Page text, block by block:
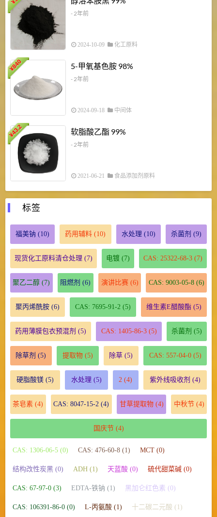
¥
- 2年前
2024-10-09 化工原料
¥
840 5-甲氧基色胺 98%
- 2年前
2024-09-18 中间体
¥
43.2 软脂酸乙酯 99%
- 2年前
2021-06-21 食品添加剂原料
标签
福美钠 (10) 药用辅料 (10) 水处理 (10) 杀菌剂 (9)
现货化工原料清仓处理 (7) 电镀 (7) CAS: 25322-68-3 (7)
聚乙二醇 (7) 阻燃剂 (6) 演讲比赛(6) CAS: 9003-05-8(6)
聚丙烯酰胺(6) CAS: 7695-91-2 (5) 维生素E醋酸酯 (5)
药用薄膜包衣预混剂 (5) CAS: 1405-86-3(5) 杀菌剂 (5)
除草剂 (5) 提取物(5) 除草 (5) CAS: 557-04-0(5)
硬脂酸镁(5) 水处理 (5) 2 (4) 紫外线吸收剂 (4)
茶皂素 (4) CAS: 8047-15-2 (4) 甘草提取物(4) 中秋节(4)
国庆节(4)
CAS: 1306-06-5 (0) CAS: 476-60-8 (1) MCT (0)
结构改性炭黑 (0) ADH (1) 天蓝酸 (0) 硫代甜菜碱 (0)
CAS: 67-97-0 (3) EDTA-铁钠 (1) 黑加仑红色素 (0)
CAS: 106391-86-0 (0) L-丙氨酸 (1) 十二碳二元酸 (1)